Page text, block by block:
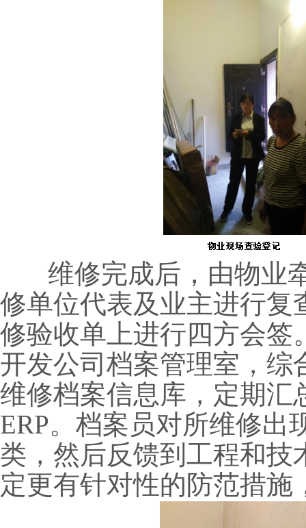
维修完成后，由物业
修单位代表及业主进行复
修验收单上进行四方会签
开发公司档案管理室，
维修档案信息库，定期汇
ERP。档案员对所维修出
类，然后反馈到工程和
定更有针对性的防范措